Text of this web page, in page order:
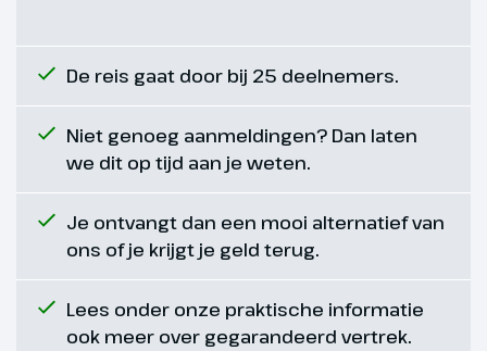
Dag 7
Vandaag blijven we in
Brandenberg, in de directe
omgeving van het hotel
beginnen de loipes in
De reis gaat door bij 25 deelnemers.
Niet genoeg aanmeldingen? Dan laten
we dit op tijd aan je weten.
Je ontvangt dan een mooi alternatief van
ons of je krijgt je geld terug.
Lees onder onze praktische informatie
ook meer over gegarandeerd vertrek.